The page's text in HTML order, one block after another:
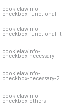
cookielawinfo-
checkbox-functional
cookielawinfo-
checkbox-functional-it
cookielawinfo-
checkbox-necessary
cookielawinfo-
checkbox-necessary-2
cookielawinfo-
checkbox-others